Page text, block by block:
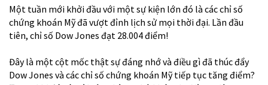
Một tuần mới khởi đầu với một sự kiện lớn đó là các chỉ số
chứng khoán Mỹ đã vượt đỉnh lịch sử mọi thời đại. Lần đầu
tiên, chỉ số Dow Jones đạt 28.004 điểm!
Đây là một cột mốc thật sự đáng nhớ và điều gì đã thúc đẩy
Dow Jones và các chỉ số chứng khoán Mỹ tiếp tục tăng điểm?